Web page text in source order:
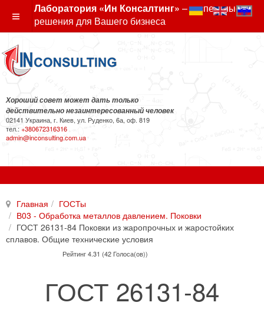
Лаборатория «Ин Консалтинг» – экспертные
решения для Вашего бизнеса
Хороший совет может дать только
действительно незаинтересованный человек
02141 Украина, г. Киев, ул. Руденко, 6а, оф. 819
тел.: +380672316316
admin@inconsulting.com.ua
Главная
ГОСТы
В03 - Обработка металлов давлением. Поковки
ГОСТ 26131-84 Поковки из жаропрочных и жаростойких
сплавов. Общие технические условия
Рейтинг 4.31 (42 Голоса(ов))
ГОСТ 26131-84